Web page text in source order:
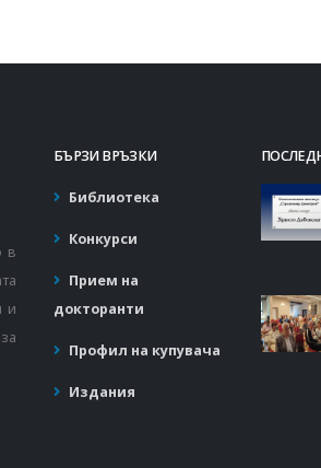
в
и
БЪРЗИ ВРЪЗКИ
Библиотека
Конкурси
Прием на
докторанти
Профил на купувача
Издания